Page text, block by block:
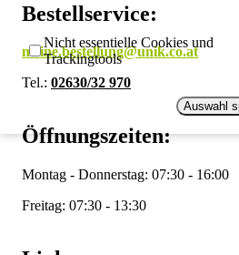
Nicht essentielle Cookies und
Trackingtools
Auswahl
Bestellservice:
meine.bestellung@unik.co.at
Tel.: 02630/32 970
Öffnungszeiten:
Montag - Donnerstag: 07:30 - 16:00
Freitag: 07:30 - 13:30